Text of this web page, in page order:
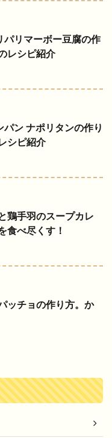
パリマーボー豆腐の作
レシピ紹介
パン ナポリタンの作り
シピ紹介
鶏手羽のスープカレ
食べ尽くす！
ッチョの作り方。か